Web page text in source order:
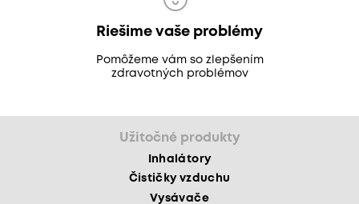
Riešime vaše problémy
Pomôžeme vám so zlepšením
zdravotných problémov
Užitočné produkty
Inhalátory
Čističky vzduchu
Vysávače